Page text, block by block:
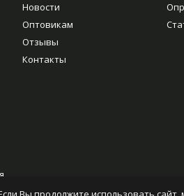
Новости
Оптовикам
Отзывы
Контакты